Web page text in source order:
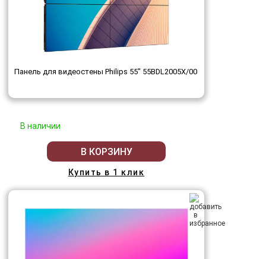
Панель для видеостены Philips 55" 55BDL2005X/00
В наличии
В КОРЗИНУ
Купить в 1 клик